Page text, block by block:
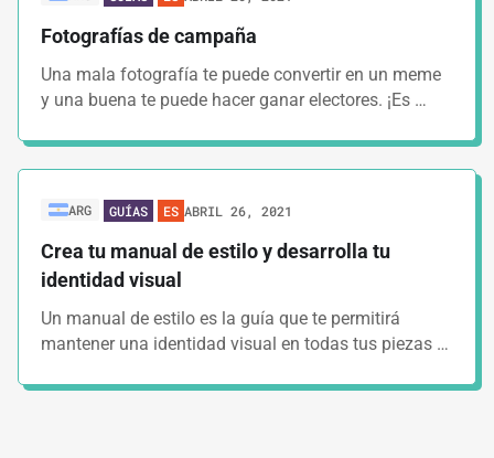
Fotografías de campaña
Una mala fotografía te puede convertir en un meme
y una buena te puede hacer ganar electores. ¡Es …
ARG GUÍAS ES ABRIL 26, 2021
Crea tu manual de estilo y desarrolla tu
identidad visual
Un manual de estilo es la guía que te permitirá
mantener una identidad visual en todas tus piezas …